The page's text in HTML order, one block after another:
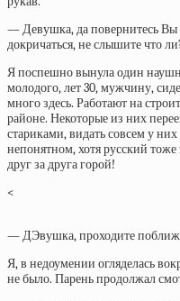
— Девушка, да повернитесь Вы
докричаться, не слышите что
Я поспешно вынула один
молодого, лет 30, мужчину,
много здесь. Работают на
районе. Некоторые из них
стариками, видать совсем у
непонятном, хотя русский
друг за друга горой!
<
— ДЭвушка, проходите
Я, в недоумении огляделась
не было. Парень продолжал